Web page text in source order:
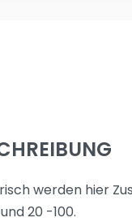
werden hier
20 -100.